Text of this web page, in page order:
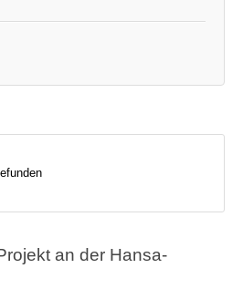
an der Hansa-